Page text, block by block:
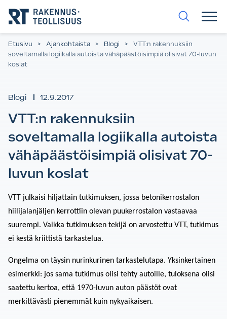
suoraan
sisältöön.
Etusivu > Ajankohtaista > Blogi >
VTT:n rakennuksiin
soveltamalla logiikalla autoista vähäpäästöisimpiä olisivat 70-luvun
koslat
Blogi 12.9.2017
VTT:n rakennuksiin
soveltamalla logiikalla autoista
vähäpäästöisimpiä olisivat 70-
luvun koslat
VTT julkaisi hiljattain tutkimuksen, jossa betonikerrostalon
hiilijalanjäljen kerrottiin olevan puukerrostalon vastaavaa
suurempi. Vaikka tutkimuksen tekijä on arvostettu VTT, tutkimus
ei kestä kriittistä tarkastelua.
Ongelma on täysin nurinkurinen tarkastelutapa. Yksinkertainen
esimerkki: jos sama tutkimus olisi tehty autoille, tuloksena olisi
saatettu kertoa, että 1970-luvun auton päästöt ovat
merkittävästi pienemmät kuin nykyaikaisen.